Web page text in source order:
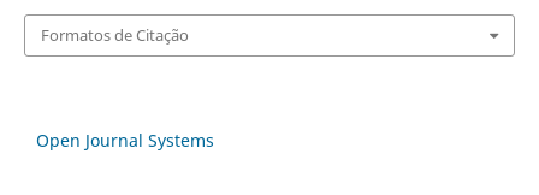
Formatos de Citação
Open Journal Systems